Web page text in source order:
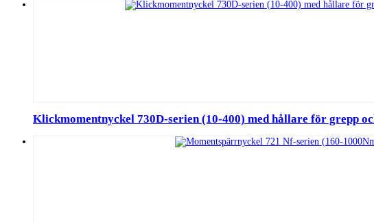
Klickmomentnyckel 730D-serien (10-400) med hållare för grepp